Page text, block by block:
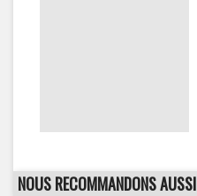
NOUS RECOMMANDONS AUSSI